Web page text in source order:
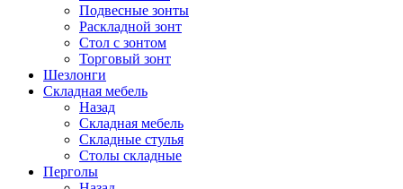
Подвесные зонты
Раскладной зонт
Стол с зонтом
Торговый зонт
Шезлонги
Складная мебель
Назад
Складная мебель
Складные стулья
Столы складные
Перголы